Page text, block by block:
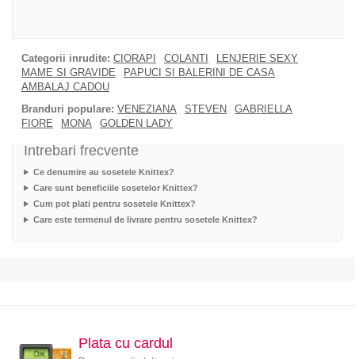
Categorii inrudite: CIORAPI COLANTI
LENJERIE SEXY
MAME SI GRAVIDE
PAPUCI SI BALERINI DE CASA
AMBALAJ CADOU
Branduri populare: VENEZIANA STEVEN
GABRIELLA
FIORE
MONA GOLDEN LADY
Intrebari frecvente
Ce denumire au sosetele Knittex?
Care sunt beneficiile sosetelor Knittex?
Cum pot plati pentru sosetele Knittex?
Care este termenul de livrare pentru sosetele Knittex?
Plata cu cardul